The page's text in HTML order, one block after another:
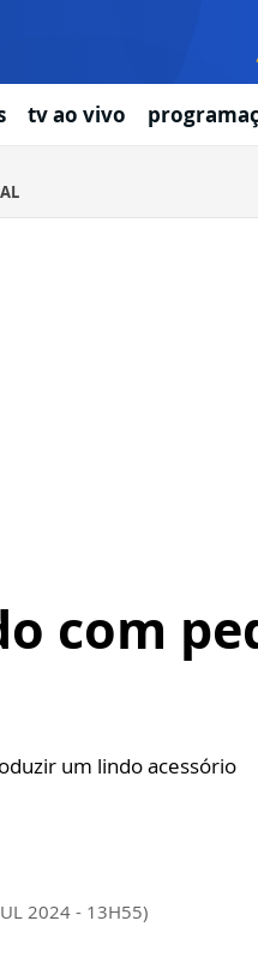
tv ao vivo
com
um lindo acessório
2024 - 13H55)